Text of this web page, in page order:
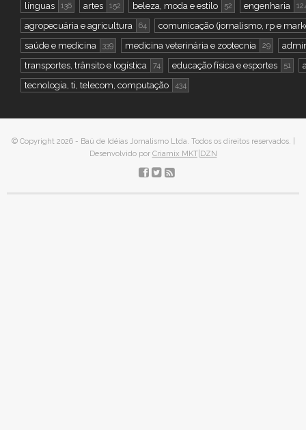
línguas
136 artes 152 beleza, moda e estilo 52 engenharia
agropecuária e agricultura 64
comunicação (jornalismo, rp e
saúde e medicina
339 medicina veterinária e zootecnia 29
transportes, trânsito e logística
74 educação física e esportes 51
tecnologia, ti, telecom, computação
434
© Copyright 2026 - Baú de Idéias Jornalismo Ltda. Todos os direitos reservados. |
Desenvolvido por Criamix MKT|DZN